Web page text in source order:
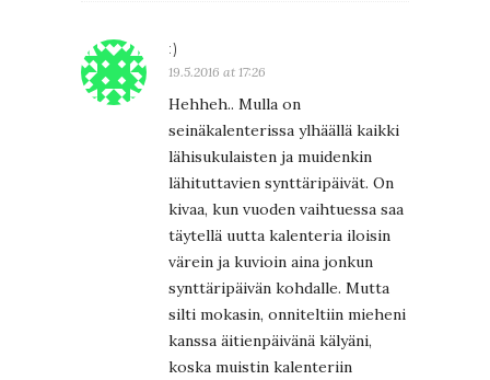
:)
19.5.2016 at 17:26
Hehheh.. Mulla on
seinäkalenterissa ylhäällä kaikki
lähisukulaisten ja muidenkin
lähituttavien synttäripäivät. On
kivaa, kun vuoden vaihtuessa saa
täytellä uutta kalenteria iloisin
värein ja kuvioin aina jonkun
synttäripäivän kohdalle. Mutta
silti mokasin, onniteltiin mieheni
kanssa äitienpäivänä kälyäni,
koska muistin kalenteriin